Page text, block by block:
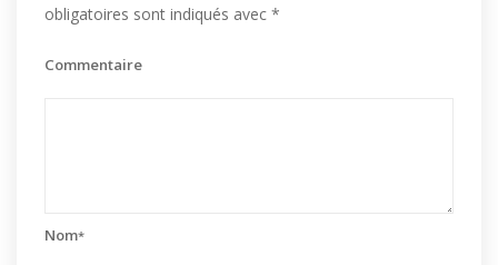
obligatoires sont indiqués avec *
Commentaire
Nom*